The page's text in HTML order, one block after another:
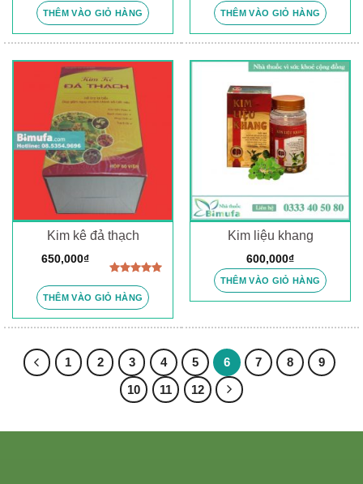
hạng5.00
5 sao
THÊM VÀO GIỎ HÀNG
hạng5.00
5 sao
THÊM VÀO GIỎ HÀNG
Kim kê đả thạch
hạng5.00
5 sao
650,000₫
THÊM VÀO GIỎ HÀNG
Kim liệu khang
600,000₫
THÊM VÀO GIỎ HÀNG
1 2 3 4 5 6 7 8
9
10
11 12